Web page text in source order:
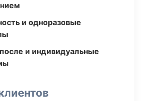
и одноразовые
и индивидуальные